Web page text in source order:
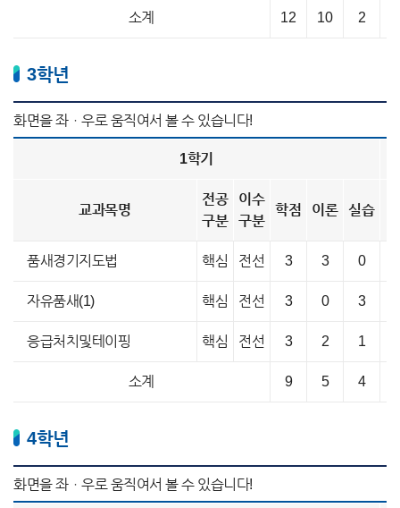
소계 12 10 2
3학년
1학기
교과목명
전공
구분
이수
구분
학점 이론 실습
품새경기지도법 핵심 전선 3 3 0
자유품새(1) 핵심 전선 3 0 3
응급처치및테이핑 핵심 전선 3 2 1
소계 9 5 4
4학년